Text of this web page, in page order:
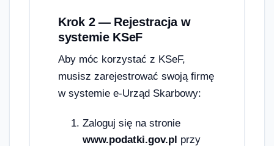
Krok 2 — Rejestracja w
systemie KSeF
Aby móc korzystać z KSeF,
musisz zarejestrować swoją firmę
w systemie e-Urząd Skarbowy:
Zaloguj się na stronie
www.podatki.gov.pl przy